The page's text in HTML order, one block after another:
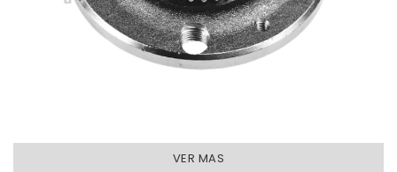
VER MAS